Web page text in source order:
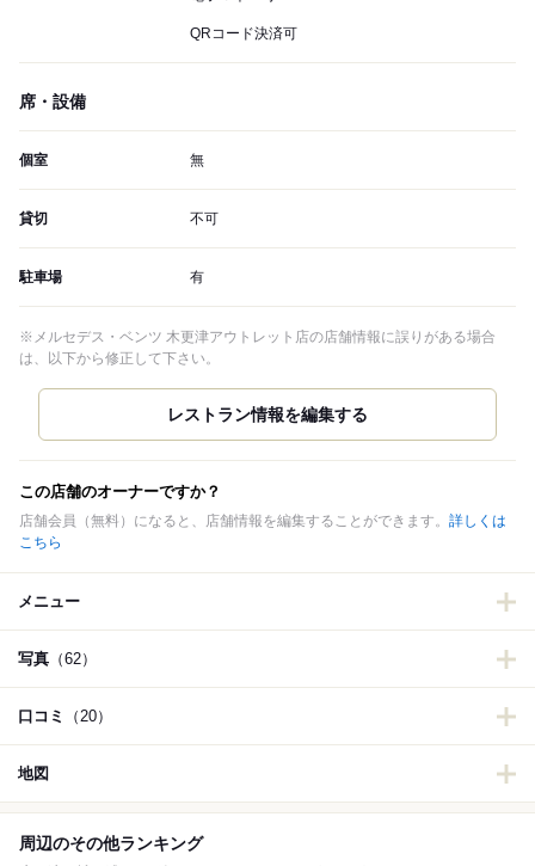
QRコード決済可
席・設備
個室 無
貸切 不可
駐車場 有
※メルセデス・ベンツ 木更津アウトレット店の店舗情報に誤りがある場合
は、以下から修正して下さい。
この店舗のオーナーですか？
店舗会員（無料）になると、店舗情報を編集することができます。 詳しくは
こちら
メニュー
写真 （62）
口コミ （20）
地図
周辺のその他ランキング